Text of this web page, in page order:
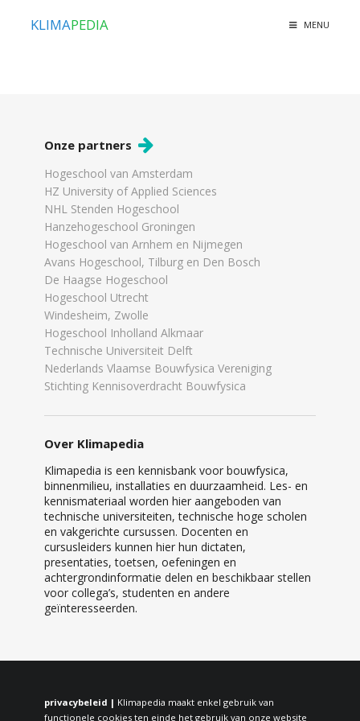
KLIMAPEDIA MENU
Onze partners
Hogeschool van Amsterdam
HZ University of Applied Sciences
NHL Stenden Hogeschool
Hanzehogeschool Groningen
Hogeschool van Arnhem en Nijmegen
Avans Hogeschool, Tilburg en Den Bosch
De Haagse Hogeschool
Hogeschool Utrecht
Windesheim, Zwolle
Hogeschool Inholland Alkmaar
Technische Universiteit Delft
Nederlands Vlaamse Bouwfysica Vereniging
Stichting Kennisoverdracht Bouwfysica
Over Klimapedia
Klimapedia is een kennisbank voor bouwfysica,
binnenmilieu, installaties en duurzaamheid. Les- en
kennismateriaal worden hier aangeboden van
technische universiteiten, technische hoge scholen
en vakgerichte cursussen. Docenten en
cursusleiders kunnen hier hun dictaten,
presentaties, toetsen, oefeningen en
achtergrondinformatie delen en beschikbaar stellen
voor collega’s, studenten en andere
geïnteresseerden.
privacybeleid | Klimapedia maakt enkel gebruik van
functionele cookies ten einde het gebruik van onze website